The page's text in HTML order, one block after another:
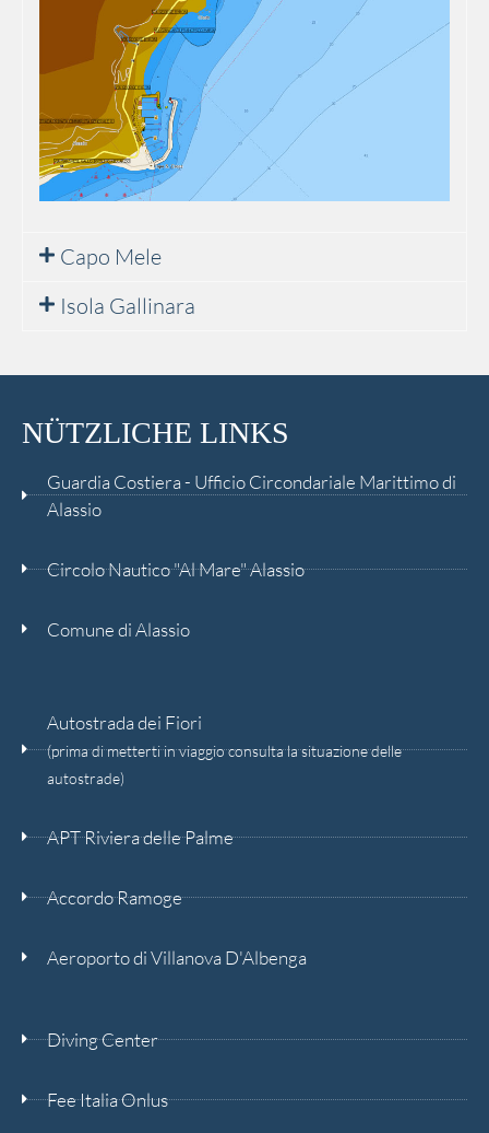
Capo Mele
Isola Gallinara
NÜTZLICHE LINKS
Guardia Costiera - Ufficio Circondariale Marittimo di
Alassio
Circolo Nautico "Al Mare" Alassio
Comune di Alassio
Autostrada dei Fiori
(prima di metterti in viaggio consulta la situazione delle
autostrade)
APT Riviera delle Palme
Accordo Ramoge
Aeroporto di Villanova D'Albenga
Diving Center
Fee Italia Onlus